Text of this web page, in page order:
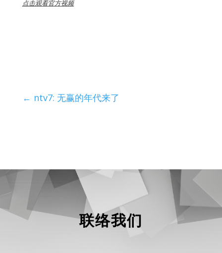
点击观看官方视频
← ntv7: 无赢的年代来了
联络我们